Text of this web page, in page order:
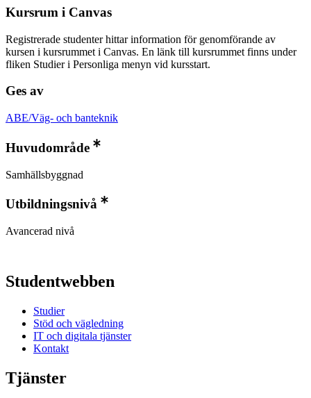
Kursrum i Canvas
Registrerade studenter hittar information för genomförande av
kursen i kursrummet i Canvas. En länk till kursrummet finns under
fliken Studier i Personliga menyn vid kursstart.
Ges av
ABE/Väg- och banteknik
Huvudområde
Samhällsbyggnad
Utbildningsnivå
Avancerad nivå
Studentwebben
Studier
Stöd och vägledning
IT och digitala tjänster
Kontakt
Tjänster